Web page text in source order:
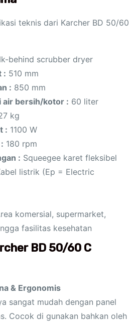
teknis dari Karcher BD 50/60
behind scrubber dryer
: 510 mm
: 850 mm
air bersih/kotor : 60 liter
kg
: 1100 W
180 rpm
: Squeegee karet fleksibel
listrik (Ep = Electric
komersial, supermarket,
fasilitas kesehatan
BD 50/60 C
& Ergonomis
sangat mudah dengan panel
Cocok di gunakan bahkan oleh